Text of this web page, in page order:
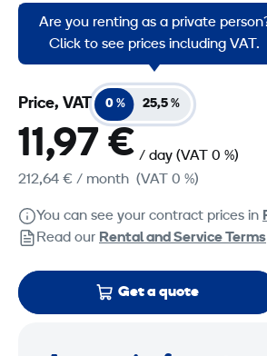
Removable handrails. The
down into transport position.
Are you renting as a private
Click to see prices including VAT.
Price, VAT 0 % 25,5 %
11,97 € / day (VAT 0 %)
212,64 € / month (VAT 0 %)
You can see your contract prices in
Read our Rental and Service Terms
Get a quote